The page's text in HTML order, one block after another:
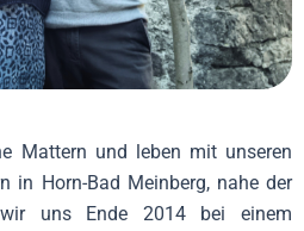
Mattern und leben mit unseren
in Horn-Bad Meinberg, nahe der
wir uns Ende 2014 bei einem